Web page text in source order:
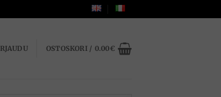
OSTOSKORI / 0.00€